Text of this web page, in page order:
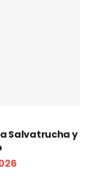
Salvatrucha y